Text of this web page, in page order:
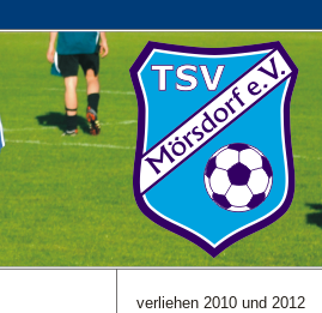
verliehen 2010 und 2012